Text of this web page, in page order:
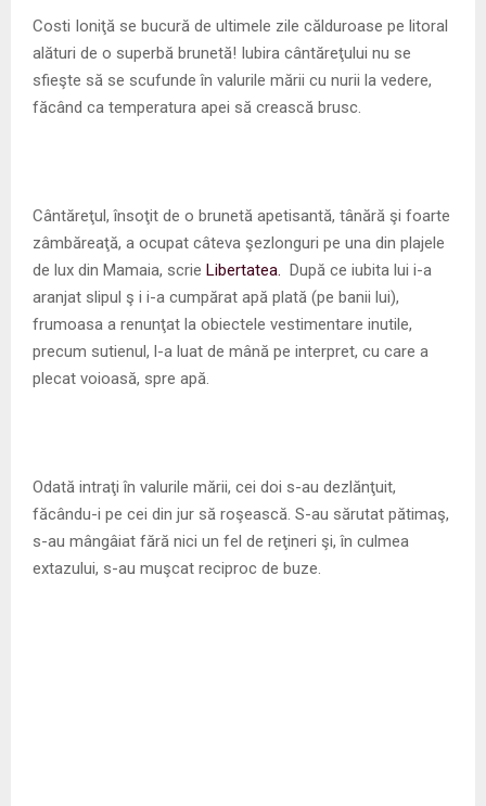
E
N
Costi Ioniţă se bucură de ultimele zile călduroase pe litoral
alături de o superbă brunetă! Iubira cântăreţului nu se
sfieşte să se scufunde în valurile mării cu nurii la vedere,
făcând ca temperatura apei să crească brusc.
Cântăreţul, însoţit de o brunetă apetisantă, tânără şi foarte
zâmbăreaţă, a ocupat câteva şezlonguri pe una din plajele
de lux din Mamaia, scrie Libertatea.
După ce iubita lui i-a
aranjat slipul ş i i-a cumpărat apă plată (pe banii lui),
frumoasa a renunţat la obiectele vestimentare inutile,
precum sutienul, l-a luat de mână pe interpret, cu care a
plecat voioasă, spre apă.
Odată intraţi în valurile mării, cei doi s-au dezlănţuit,
făcându-i pe cei din jur să roşească. S-au sărutat pătimaş,
s-au mângâiat fără nici un fel de reţineri şi, în culmea
extazului, s-au muşcat reciproc de buze.